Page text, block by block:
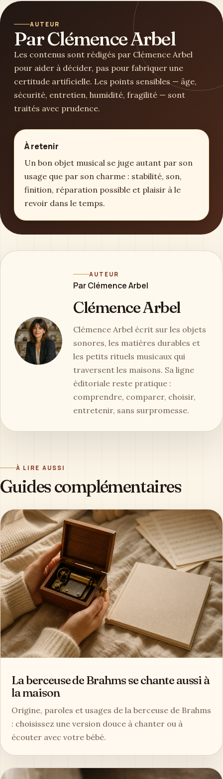
AUTEUR
Par Clémence Arbel
Les contenus sont rédigés par Clémence Arbel
pour aider à décider, pas pour fabriquer une
certitude artificielle. Les points sensibles — âge,
sécurité, entretien, humidité, fragilité — sont
traités avec prudence.
À retenir
Un bon objet musical se juge autant par son
usage que par son charme : stabilité, son,
finition, réparation possible et plaisir à le
revoir dans le temps.
AUTEUR
Par Clémence Arbel
Clémence Arbel
Clémence Arbel écrit sur les objets
sonores, les matières durables et
les petits rituels musicaux qui
traversent les maisons. Sa ligne
éditoriale reste pratique :
comprendre, comparer, choisir,
entretenir, sans surpromesse.
À LIRE AUSSI
Guides complémentaires
La berceuse de Brahms se chante aussi à
la maison
Origine, paroles et usages de la berceuse de Brahms
: choisissez une version douce à chanter ou à
écouter avec votre bébé.